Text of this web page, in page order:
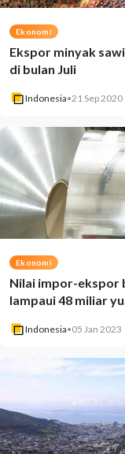
Ekonomi
Ekspor minyak
di bulan Juli
Indonesia•21 Sep 2020
Ekonomi
Nilai impor-ekspor
lampaui 48 miliar
Indonesia•05 Jan 2023